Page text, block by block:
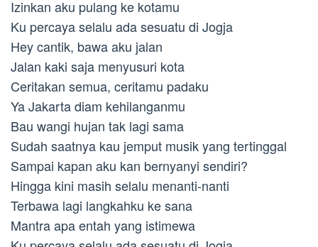
Izinkan aku pulang ke kotamu
Ku percaya selalu ada sesuatu di Jogja
Hey cantik, bawa aku jalan
Jalan kaki saja menyusuri kota
Ceritakan semua, ceritamu padaku
Ya Jakarta diam kehilanganmu
Bau wangi hujan tak lagi sama
Sudah saatnya kau jemput musik yang tertinggal
Sampai kapan aku kan bernyanyi sendiri?
Hingga kini masih selalu menanti-nanti
Terbawa lagi langkahku ke sana
Mantra apa entah yang istimewa